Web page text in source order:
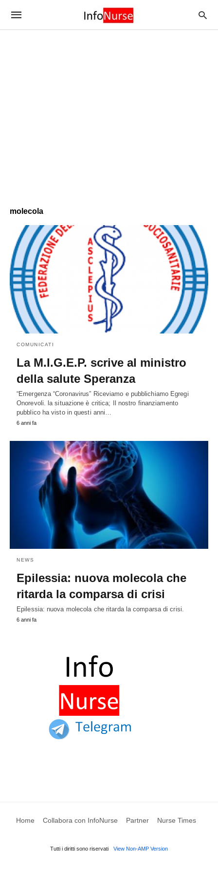
molecola
COMUNICATI
La M.I.G.E.P. scrive al ministro
della salute Speranza
“Emergenza “Coronavirus” Riceviamo e pubblichiamo Egregi
Onorevoli. la situazione è critica; Il nostro finanziamento
pubblico ha visto in questi anni…
6 anni fa
NEWS
Epilessia: nuova molecola che
ritarda la comparsa di crisi
Epilessia: nuova molecola che ritarda la comparsa di crisi.
6 anni fa
Home Collabora con InfoNurse Partner Nurse Times
Tutti i diritti sono riservati View Non-AMP Version